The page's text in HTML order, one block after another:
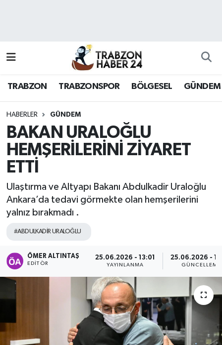
TRABZON TRABZONSPOR BÖLGESEL GÜNDEM
HABERLER GÜNDEM
BAKAN URALOĞLU
HEMŞERİLERİNİ ZİYARET
ETTİ
Ulaştırma ve Altyapı Bakanı Abdulkadir Uraloğlu
Ankara’da tedavi görmekte olan hemşerilerini
yalnız bırakmadı .
#ABDULKADİR URALOĞLU
ÖMER ALTINTAŞ
EDITÖR
25.06.2026 - 13:01
YAYINLANMA
25.06.2026 -
GÜNCELLEME
Hava Durumu
Namaz Vakitleri
Trafik Durumu
Süper Lig Puan Durumu ve Fikstür
Tüm Manşetler
Son Dakika Haberleri
Haber Arşivi